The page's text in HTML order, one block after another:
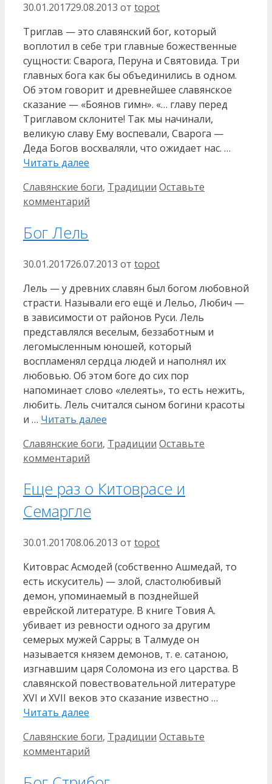
30.01.201729.08.2013 от topot
Триглав — это славянский бог, который
воплотил в себе три главные божественные
сущности: Сварога, Перуна и Святовида. Три
главных бога как бы объединились в одном.
Об этом говорит и древнейшее славянское
сказание — «Боянов гимн». «… главу перед
Триглавом склоните! Так мы начинали,
великую славу Ему воспевали, Сварога —
Деда Богов восхваляли, что ожидает нас. …
Читать далее
Рубрики
Славянские боги, Традиции Оставьте
комментарий
Бог Лель
30.01.201726.07.2013 от topot
Лель — у древних славян был богом любовной
страсти. Называли его ещё и Лельо, Любич —
в зависимости от районов Руси. Лель
представлялся веселым, беззаботным и
легомысленным юношей, который
воспламенял сердца людей и наполнял их
любовью. Об этом боге до сих пор
напоминает слово «лелеять», то есть нежить,
любить. Лель считался сыном богини красоты
и … Читать далее
Рубрики
Славянские боги, Традиции Оставьте
комментарий
Еще раз о Китоврасе и
Семаргле
30.01.201708.06.2013 от topot
Китоврас Асмодей (собственно Ашмедай, то
есть искуситель) — злой, сластолюбивый
демон, упоминаемый в позднейшей
еврейской литературе. В книге Товия А.
убивает из ревности одного за другим
семерых мужей Сарры; в Талмуде он
называется князем демонов, т. е. сатаною,
изгнавшим царя Соломона из его царства. В
славянской повествовательной литературе
XVI и XVII веков это сказание известно …
Читать далее
Рубрики
Славянские боги, Традиции Оставьте
комментарий